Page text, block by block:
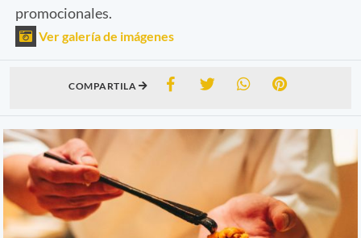
promocionales.
Ver galería de imágenes
COMPARTILA